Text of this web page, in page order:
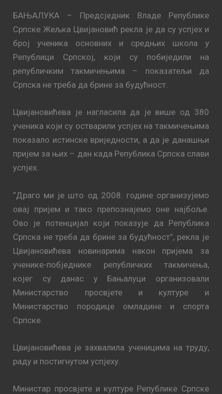
БАЊАЛУКА – Предсједник Владе Републике
Српске Жељка Цвијановић рекла је да су успјех и
број ученика основних и средњих школа у
Републици Српској, који су побиједили на
републичким такмичењима – показатељи да
Српска не треба да брине за будућност.
Цвијановићева је нагласила да је више од 380
ученика који су остварили успјех на такмичењима
показало истинске вриједности, а да је данашњи
пријем за њих – дан када Република Српска слави
успјех.
“Драго ми је што од 2008. године организујемо
овај пријем и тако препознајемо оне најбоље.
Ово је потенцијал који показује да Република
Српска не треба да брине за будућност”, рекла је
Цвијановићева новинарима након пријема за
ученике-побједнике републичких такмичења,
којег су данас у Бањалуци организовали
Министарство просвјете и културе и
Министарство породице омладине и спорта
Српске.
Цвијановићева је захвалила ученицима на труду,
раду и постигнутом успјеху.
Министар просвјете и културе Републике Српске